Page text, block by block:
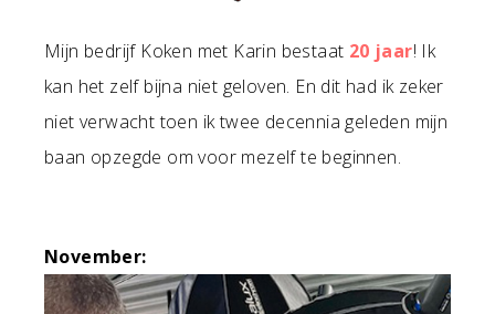
Mijn bedrijf Koken met Karin bestaat 20 jaar! Ik
kan het zelf bijna niet geloven. En dit had ik zeker
niet verwacht toen ik twee decennia geleden mijn
baan opzegde om voor mezelf te beginnen.
November: